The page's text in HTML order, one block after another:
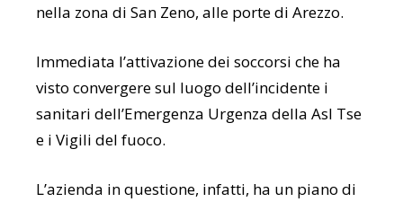
nella zona di San Zeno, alle porte di Arezzo.
Immediata l’attivazione dei soccorsi che ha
visto convergere sul luogo dell’incidente i
sanitari dell’Emergenza Urgenza della Asl Tse
e i Vigili del fuoco.
L’azienda in questione, infatti, ha un piano di